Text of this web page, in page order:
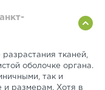
тканей,
оболочке органа.
так и
и размерам. Хотя в